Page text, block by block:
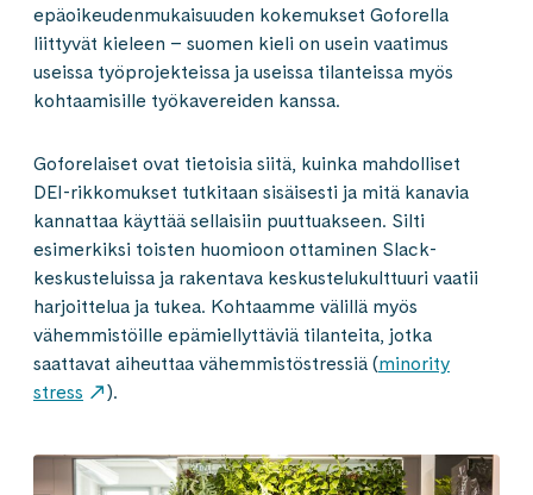
epäoikeudenmukaisuuden kokemukset Goforella
liittyvät kieleen – suomen kieli on usein vaatimus
useissa työprojekteissa ja useissa tilanteissa myös
kohtaamisille työkavereiden kanssa.
Goforelaiset ovat tietoisia siitä, kuinka mahdolliset
DEI-rikkomukset tutkitaan sisäisesti ja mitä kanavia
kannattaa käyttää sellaisiin puuttuakseen. Silti
esimerkiksi toisten huomioon ottaminen Slack-
keskusteluissa ja rakentava keskustelukulttuuri vaatii
harjoittelua ja tukea. Kohtaamme välillä myös
vähemmistöille epämiellyttäviä tilanteita, jotka
saattavat aiheuttaa vähemmistöstressiä (minority
stress
).